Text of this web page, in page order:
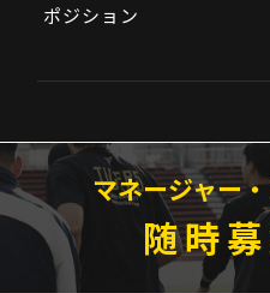
ポジション
マネージャー
随時